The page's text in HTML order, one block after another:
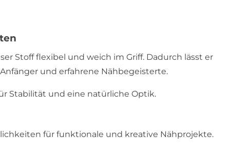
Stoff flexibel und weich im Griff. Dadurch lässt er
und erfahrene Nähbegeisterte.
Stabilität und eine natürliche Optik.
für funktionale und kreative Nähprojekte.